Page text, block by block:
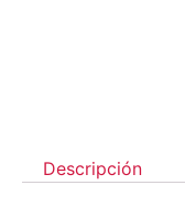
Descripción